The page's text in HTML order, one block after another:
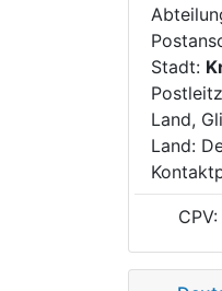
Stadt:
Land,
Land: